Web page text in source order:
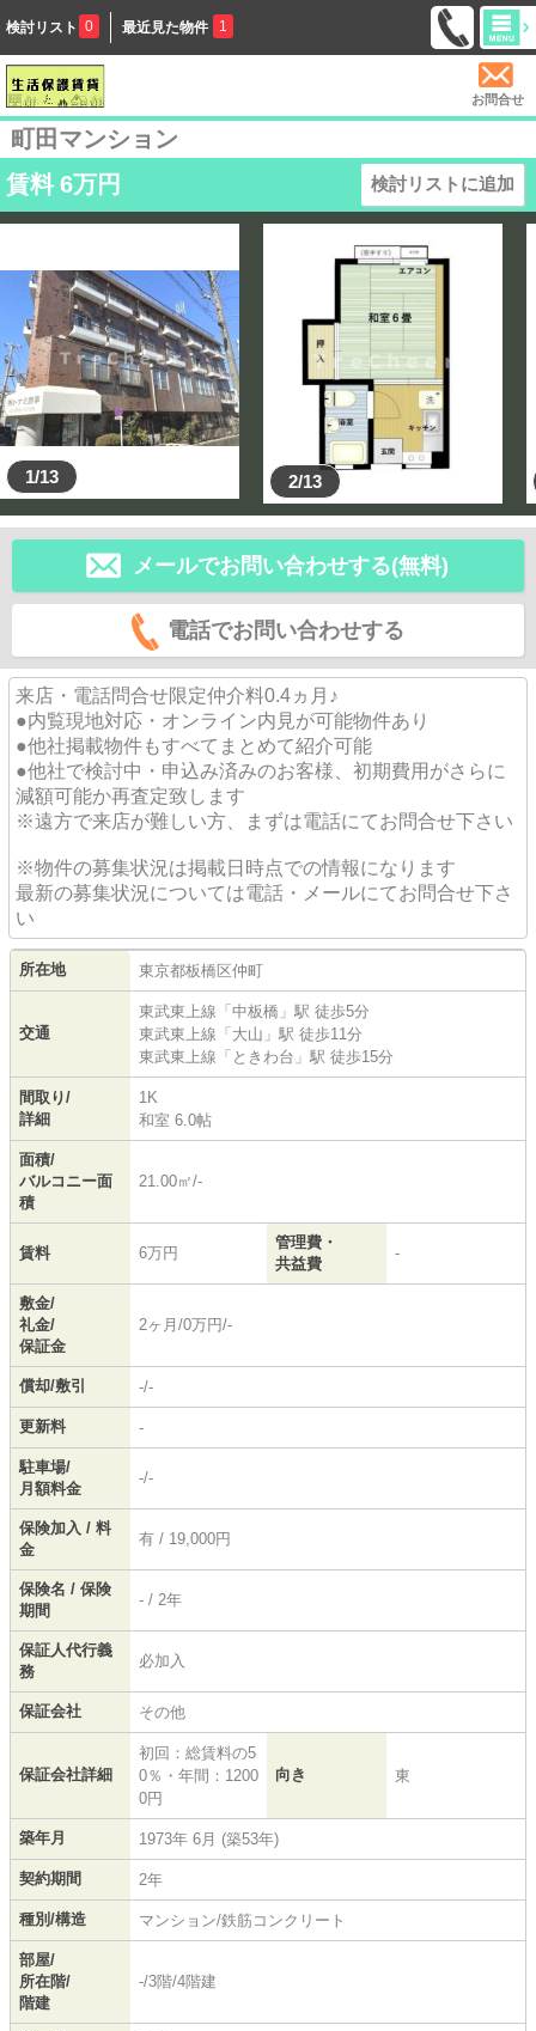
検討リスト 0 最近見た物件 1
お問合せ
町田マンション
賃料 6万円 検討リストに追加
1/13 2/13
メールでお問い合わせする(無料)
電話でお問い合わせする
来店・電話問合せ限定仲介料0.4ヵ月♪
●内覧現地対応・オンライン内見が可能物件あり
●他社掲載物件もすべてまとめて紹介可能
●他社で検討中・申込み済みのお客様、初期費用がさらに
減額可能か再査定致します
※遠方で来店が難しい方、まずは電話にてお問合せ下さい
※物件の募集状況は掲載日時点での情報になります
最新の募集状況については電話・メールにてお問合せ下さ
い
所在地 東京都板橋区仲町
交通
東武東上線 「 中板橋 」駅 徒歩5分
東武東上線 「 大山 」駅 徒歩11分
東武東上線 「 ときわ台 」駅 徒歩15分
間取り/
詳細
1K
和室 6.0帖
面積/
バルコニー面
積
21.00㎡/-
賃料 6万円
管理費・
共益費
-
敷金/
礼金/
保証金
2ヶ月/0万円/-
償却/敷引 -/-
更新料 -
駐車場/
月額料金
-/-
保険加入 / 料
金
有 / 19,000円
保険名 / 保険
期間
- / 2年
保証人代行義
務
必加入
保証会社 その他
保証会社詳細
初回：総賃料の5
0％・年間：1200
0円
向き 東
築年月 1973年 6月 (築53年)
契約期間 2年
種別/構造 マンション/鉄筋コンクリート
部屋/
所在階/
階建
-/3階/4階建